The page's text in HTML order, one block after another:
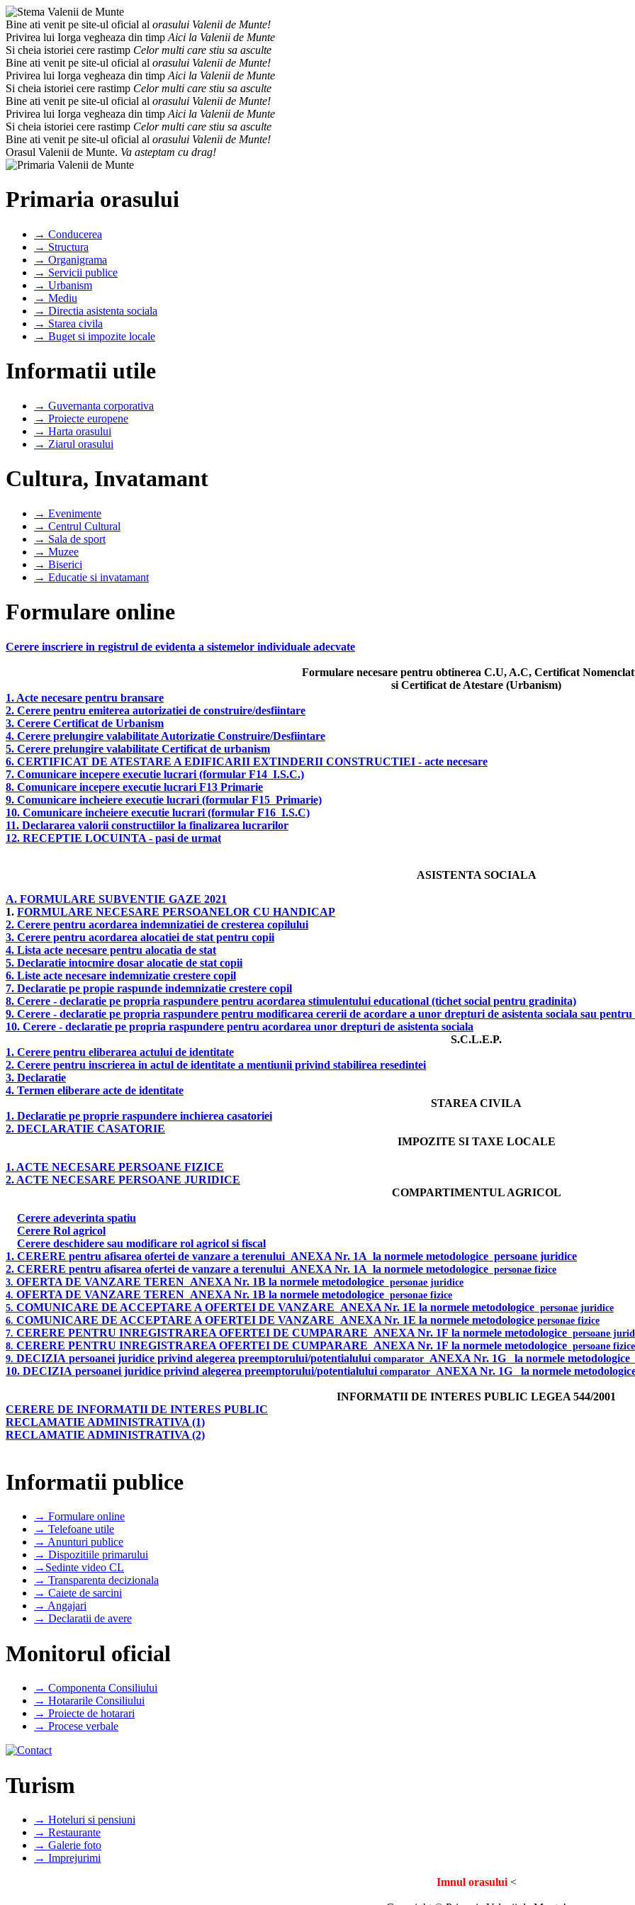
Bine ati venit pe site-ul oficial al orasului Valenii de Munte!
Privirea lui Iorga vegheaza din timp Aici la Valenii de Munte
Si cheia istoriei cere rastimp Celor multi care stiu sa asculte
Bine ati venit pe site-ul oficial al orasului Valenii de Munte!
Privirea lui Iorga vegheaza din timp Aici la Valenii de Munte
Si cheia istoriei cere rastimp Celor multi care stiu sa asculte
Bine ati venit pe site-ul oficial al orasului Valenii de Munte!
Privirea lui Iorga vegheaza din timp Aici la Valenii de Munte
Si cheia istoriei cere rastimp Celor multi care stiu sa asculte
Bine ati venit pe site-ul oficial al orasului Valenii de Munte!
Orasul Valenii de Munte. Va asteptam cu drag!
Primaria orasului
→ Conducerea
→ Structura
→ Organigrama
→ Servicii publice
→ Urbanism
→ Mediu
→ Directia asistenta sociala
→ Starea civila
→ Buget si impozite locale
Informatii utile
→ Guvernanta corporativa
→ Proiecte europene
→ Harta orasului
→ Ziarul orasului
Cultura, Invatamant
→ Evenimente
→ Centrul Cultural
→ Sala de sport
→ Muzee
→ Biserici
→ Educatie si invatamant
Formulare online
Cerere inscriere in registrul de evidenta a sistemelor individuale adecvate
Formulare necesare pentru obtinerea C.U, A.C, Certificat
si Certificat de Atestare (Urbanism)
1. Acte necesare pentru bransare
2. Cerere pentru emiterea autorizatiei de construire/desfiintare
3. Cerere Certificat de Urbanism
4. Cerere prelungire valabilitate Autorizatie Construire/Desfiintare
5. Cerere prelungire valabilitate Certificat de urbanism
6. CERTIFICAT DE ATESTARE A EDIFICARII EXTINDERII CONSTRUCTIEI - acte necesare
7. Comunicare incepere executie lucrari (formular F14 I.S.C.)
8. Comunicare incepere executie lucrari F13 Primarie
9. Comunicare incheiere executie lucrari (formular F15 Primarie)
10. Comunicare incheiere executie lucrari (formular F16 I.S.C)
11. Declararea valorii constructiilor la finalizarea lucrarilor
12. RECEPTIE LOCUINTA - pasi de urmat
ASISTENTA SOCIALA
A. FORMULARE SUBVENTIE GAZE 2021
1. FORMULARE NECESARE PERSOANELOR CU HANDICAP
2. Cerere pentru acordarea indemnizatiei de cresterea copilului
3. Cerere pentru acordarea alocatiei de stat pentru copii
4. Lista acte necesare pentru alocatia de stat
5. Declaratie intocmire dosar alocatie de stat copii
6. Liste acte necesare indemnizatie crestere copil
7. Declaratie pe propie raspunde indemnizatie crestere copil
8. Cerere - declaratie pe propria raspundere pentru acordarea stimulentului educational (tichet social pentru gradinita)
9. Cerere - declaratie pe propria raspundere pentru modificarea cererii de acordare a unor drepturi de asistenta sociala sau
10. Cerere - declaratie pe propria raspundere pentru acordarea unor drepturi de asistenta sociala
S.C.L.E.P.
1. Cerere pentru eliberarea actului de identitate
2. Cerere pentru inscrierea in actul de identitate a mentiunii privind stabilirea resedintei
3. Declaratie
4. Termen eliberare acte de identitate
STAREA CIVILA
1. Declaratie pe proprie raspundere inchierea casatoriei
2. DECLARATIE CASATORIE
IMPOZITE SI TAXE LOCALE
1. ACTE NECESARE PERSOANE FIZICE
2. ACTE NECESARE PERSOANE JURIDICE
COMPARTIMENTUL AGRICOL
Cerere adeverinta spatiu
Cerere Rol agricol
Cerere deschidere sau modificare rol agricol si fiscal
1. CERERE pentru afisarea ofertei de vanzare a terenului ANEXA Nr. 1A la normele metodologice persoane juridice
2. CERERE pentru afisarea ofertei de vanzare a terenului ANEXA Nr. 1A la normele metodologice personae fizice
3. OFERTA DE VANZARE TEREN ANEXA Nr. 1B la normele metodologice personae juridice
4. OFERTA DE VANZARE TEREN ANEXA Nr. 1B la normele metodologice personae fizice
5. COMUNICARE DE ACCEPTARE A OFERTEI DE VANZARE ANEXA Nr. 1E la normele metodologice personae juridice
6. COMUNICARE DE ACCEPTARE A OFERTEI DE VANZARE ANEXA Nr. 1E la normele metodologice personae fizice
7. CERERE PENTRU INREGISTRAREA OFERTEI DE CUMPARARE ANEXA Nr. 1F la normele metodologice persoane
8. CERERE PENTRU INREGISTRAREA OFERTEI DE CUMPARARE ANEXA Nr. 1F la normele metodologice persoane fizice
9. DECIZIA persoanei juridice privind alegerea preemptorului/potentialului comparator ANEXA Nr. 1G la normele metodologice
10. DECIZIA persoanei juridice privind alegerea preemptorului/potentialului comparator ANEXA Nr. 1G la normele
INFORMATII DE INTERES PUBLIC LEGEA 544/2001
CERERE DE INFORMATII DE INTERES PUBLIC
RECLAMATIE ADMINISTRATIVA (1)
RECLAMATIE ADMINISTRATIVA (2)
Informatii publice
→ Formulare online
→ Telefoane utile
→ Anunturi publice
→ Dispozitiile primarului
→Sedinte video CL
→ Transparenta decizionala
→ Caiete de sarcini
→ Angajari
→ Declaratii de avere
Monitorul oficial
→ Componenta Consiliului
→ Hotararile Consiliului
→ Proiecte de hotarari
→ Procese verbale
Turism
→ Hoteluri si pensiuni
→ Restaurante
→ Galerie foto
→ Imprejurimi
Imnul orasului <